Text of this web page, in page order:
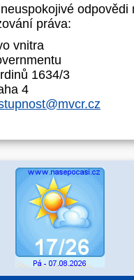
práva:
vnitra
1634/3
4